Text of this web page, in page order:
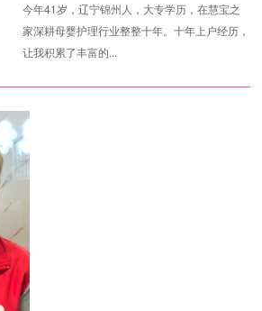
今年41岁，辽宁锦州人，大专学历，在慧宝之
家深耕母婴护理行业整整十年。十年上户经历，
让我积累了丰富的...